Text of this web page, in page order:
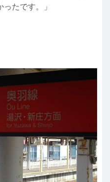
たです。」